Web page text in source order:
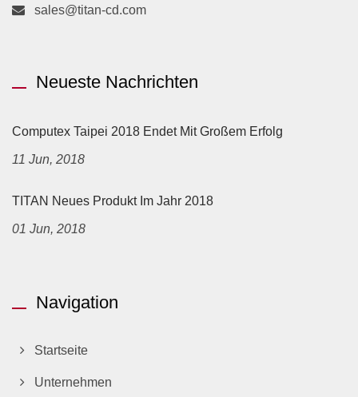
sales@titan-cd.com
Neueste Nachrichten
Computex Taipei 2018 Endet Mit Großem Erfolg
11 Jun, 2018
TITAN Neues Produkt Im Jahr 2018
01 Jun, 2018
Navigation
Startseite
Unternehmen